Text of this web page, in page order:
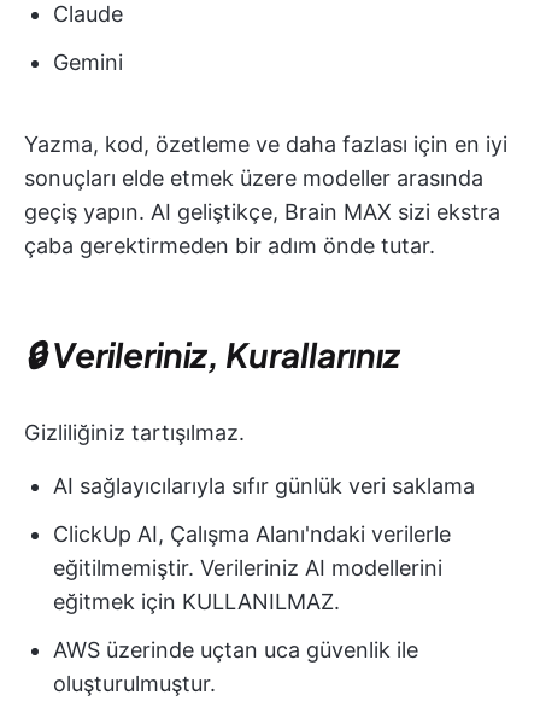
Claude
Gemini
Yazma, kod, özetleme ve daha fazlası için en iyi
sonuçları elde etmek üzere modeller arasında
geçiş yapın. AI geliştikçe, Brain MAX sizi ekstra
çaba gerektirmeden bir adım önde tutar.
🔒 Verileriniz, Kurallarınız
Gizliliğiniz tartışılmaz.
AI sağlayıcılarıyla sıfır günlük veri saklama
ClickUp AI, Çalışma Alanı'ndaki verilerle
eğitilmemiştir. Verileriniz AI modellerini
eğitmek için KULLANILMAZ.
AWS üzerinde uçtan uca güvenlik ile
oluşturulmuştur.